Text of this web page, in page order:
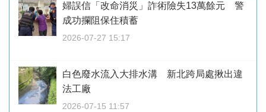
婦誤信「改命消災」詐術險失13萬餘元 警
成功攔阻保住積蓄
2026-07-27 15:17
白色廢水流入大排水溝 新北跨局處揪出違
法工廠
2026-07-15 11:57